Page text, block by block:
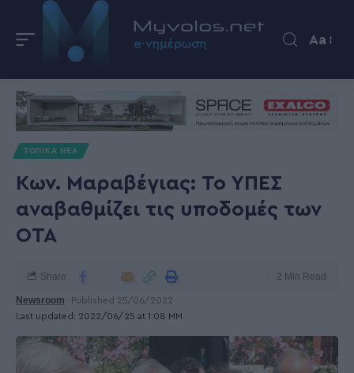
Aa
ΤΟΠΙΚΑ ΝΕΑ
Κων. Μαραβέγιας: Το ΥΠΕΣ
αναβαθμίζει τις υποδομές των
ΟΤΑ
Last updated: 2022/06/25 at 1:08 ΜΜ
Newsroom Published 25/06/2022
Share 2 Min Read